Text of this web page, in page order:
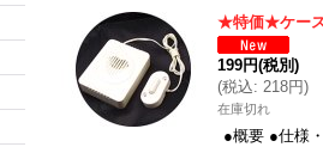
★特価★ケー
199円(税別)
(税込: 218円)
在庫切れ
●概要 ●仕様